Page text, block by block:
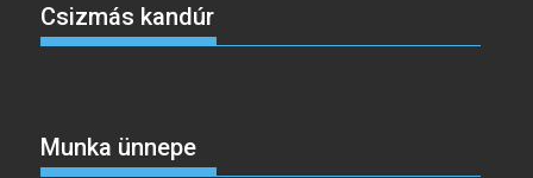
Csizmás kandúr
Munka ünnepe